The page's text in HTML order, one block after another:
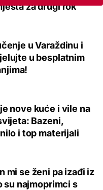
za drugi rok
u Varaždinu i
u besplatnim
nove kuće i vile na
Bazeni,
i top materijali
mi se ženi pa izađi iz
su najmoprimci s